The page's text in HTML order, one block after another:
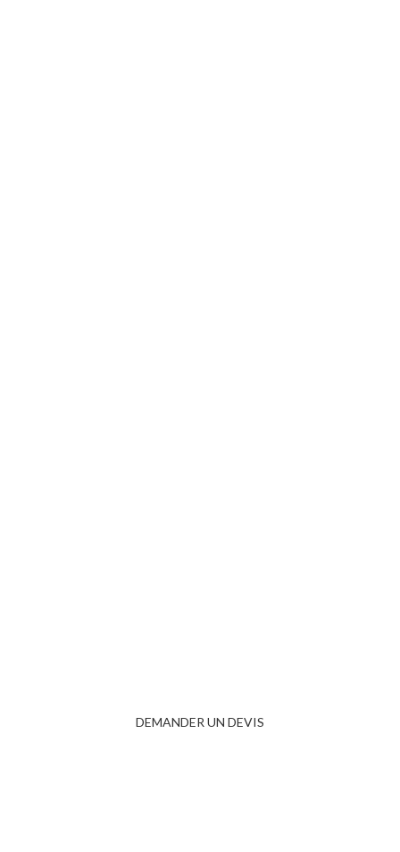
DEMANDER UN DEVIS